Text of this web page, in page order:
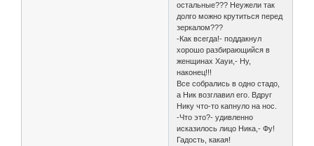
остальные??? Неужели так
долго можно крутиться перед
зеркалом???
-Как всегда!- поддакнул
хорошо разбирающийся в
женщинах Хауи,- Ну,
наконец!!!
Все собрались в одно стадо,
а Ник возглавил его. Вдруг
Нику что-то капнуло на нос.
-Что это?- удивленно
исказилось лицо Ника,- Фу!
Гадость, какая!